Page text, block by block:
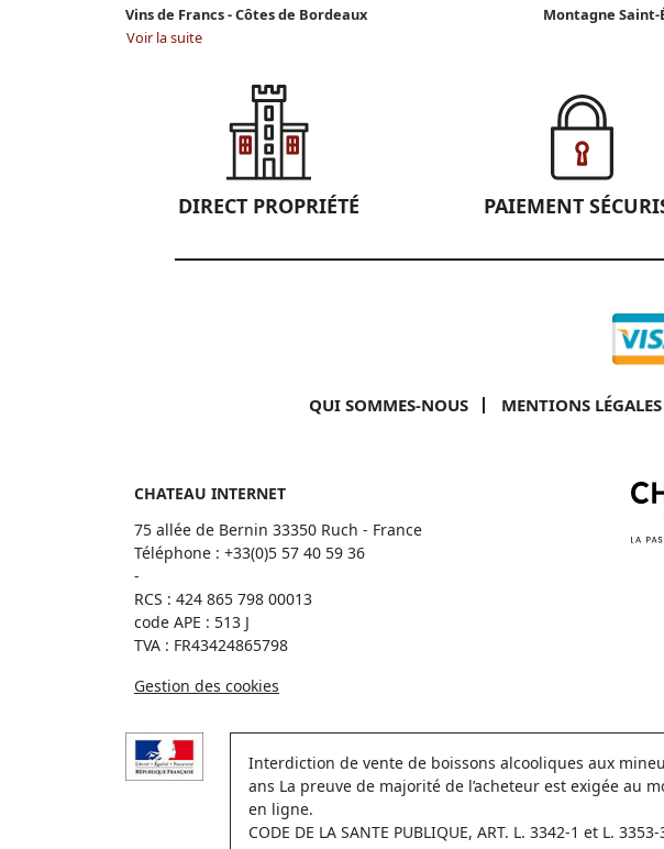
Vins de Francs - Côtes de Bordeaux
Montagne
Voir la suite
DIRECT PROPRIÉTÉ PAIEMENT
QUI SOMMES-NOUS MENTIONS LÉGALES
CHATEAU INTERNET
75 allée de Bernin 33350 Ruch - France
Téléphone : +33(0)5 57 40 59 36
-
RCS : 424 865 798 00013
code APE : 513 J
TVA : FR43424865798
Gestion des cookies
Interdiction de vente de boissons alcooliques aux
ans La preuve de majorité de l’acheteur est exigée au
en ligne.
CODE DE LA SANTE PUBLIQUE, ART. L. 3342-1 et L. 3353-